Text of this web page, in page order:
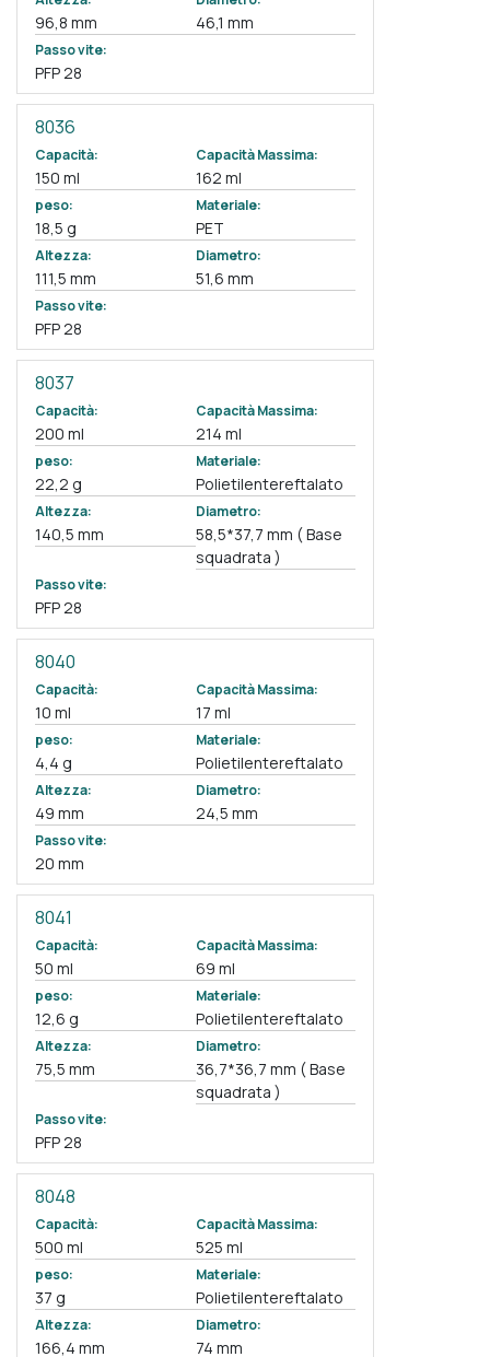
96,8 mm 46,1 mm
Passo vite:
PFP 28
8036
Capacità:
150 ml
Capacità Massima:
162 ml
peso:
18,5 g
Materiale:
PET
Altezza:
111,5 mm
Diametro:
51,6 mm
Passo vite:
PFP 28
8037
Capacità:
200 ml
Capacità Massima:
214 ml
peso:
22,2 g
Materiale:
Polietilentereftalato
Altezza:
140,5 mm
Diametro:
58,5*37,7 mm ( Base
squadrata )
Passo vite:
PFP 28
8040
Capacità:
10 ml
Capacità Massima:
17 ml
peso:
4,4 g
Materiale:
Polietilentereftalato
Altezza:
49 mm
Diametro:
24,5 mm
Passo vite:
20 mm
8041
Capacità:
50 ml
Capacità Massima:
69 ml
peso:
12,6 g
Materiale:
Polietilentereftalato
Altezza:
75,5 mm
Diametro:
36,7*36,7 mm ( Base
squadrata )
Passo vite:
PFP 28
8048
Capacità:
500 ml
Capacità Massima:
525 ml
peso:
37 g
Materiale:
Polietilentereftalato
Altezza:
166,4 mm
Diametro:
74 mm